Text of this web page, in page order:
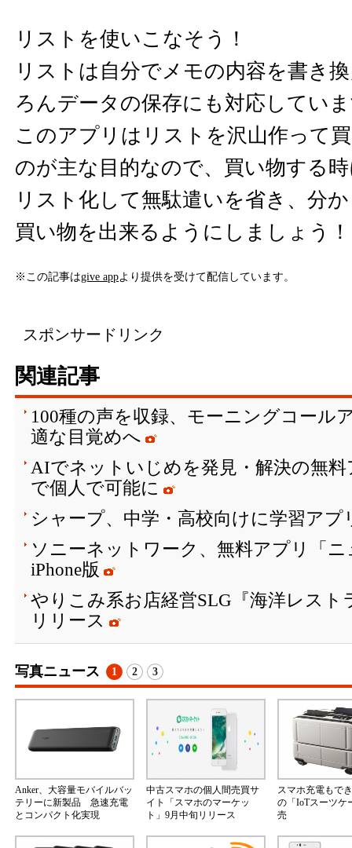
リストを使いこなそう！
リストは自分でメモの内容を書き
ろんデータの保存にも対応してい
このアプリはリストを沢山作って
のが主な目的なので、買い物する
リスト化して無駄遣いを省き、分
買い物を出来るようにしましょう！
※この記事はgive appより提供を受けて配信しています。
スポンサードリンク
関連記事
100種の声を収録、モーニングコール
適な目覚めへ
AIでネットいじめを発見・解決の無
で個人で可能に
シャープ、中学・高校向けに学習アプ
ソニーネットワーク、無料アプリ「
iPhone版
やりこみ系お店経営SLG『海洋レス
リリース
写真ニュース 1 2 3
Anker、大容量モバイルバッ
テリーに新製品 急速充電
とコンパクト化実現
中古スマホの個人間売買サ
イト「スマホのマーケッ
ト」9月中旬リリース
スマホ充電もで
の「IoTスーツケ
売